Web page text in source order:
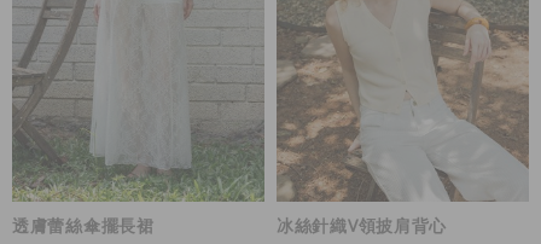
透膚蕾絲傘擺長裙
冰絲針織V領披肩背心